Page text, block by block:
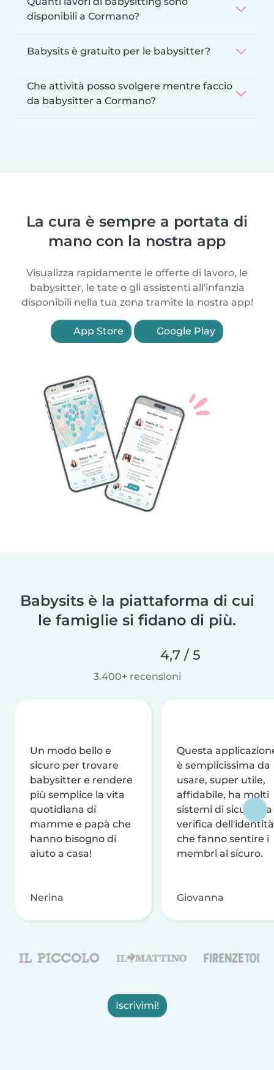
disponibili a Cormano?
Babysits è gratuito per le babysitter?
Che attività posso svolgere mentre faccio
da babysitter a Cormano?
La cura è sempre a portata di
mano con la nostra app
Visualizza rapidamente le offerte di lavoro, le
babysitter, le tate o gli assistenti all'infanzia
disponibili nella tua zona tramite la nostra app!
App Store Google Play
Babysits è la piattaforma di cui
le famiglie si fidano di più.
4,7 / 5
3.400+ recensioni
Un modo bello e
sicuro per trovare
babysitter e rendere
più semplice la vita
quotidiana di
mamme e papà che
hanno bisogno di
aiuto a casa!
Nerina
Questa
è semplicissima da
usare, super utile,
affidabile, ha molti
sistemi di sicurezza
verifica dell'identità
che fanno sentire i
membri al sicuro.
Giovanna
Iscrivimi!